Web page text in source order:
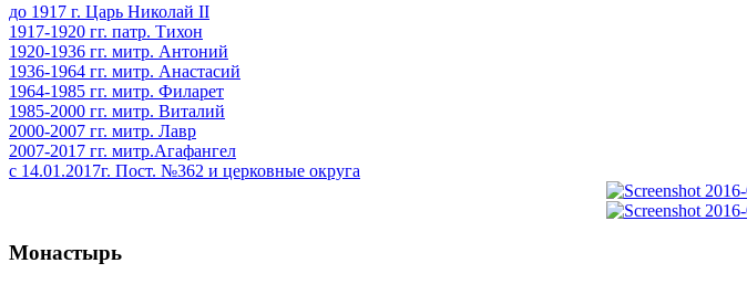
до 1917 г. Царь Николай II
1917-1920 гг. патр. Тихон
1920-1936 гг. митр. Антоний
1936-1964 гг. митр. Анастасий
1964-1985 гг. митр. Филарет
1985-2000 гг. митр. Виталий
2000-2007 гг. митр. Лавр
2007-2017 гг. митр.Агафангел
с 14.01.2017г. Пост. №362 и церковные округа
Монастырь